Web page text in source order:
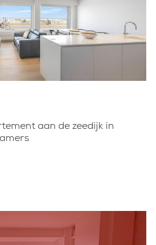
aan de zeedijk in